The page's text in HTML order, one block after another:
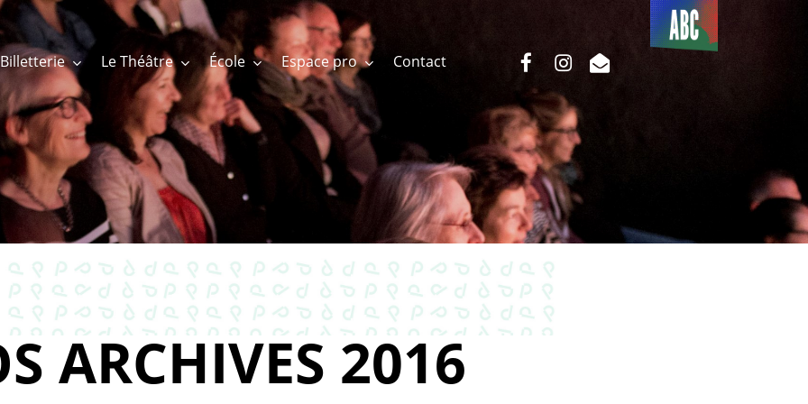
Billetterie Le Théâtre École Espace pro Contact
Du côté
de l’ABC
facebookinstagram
email
ARCHIVES 2016